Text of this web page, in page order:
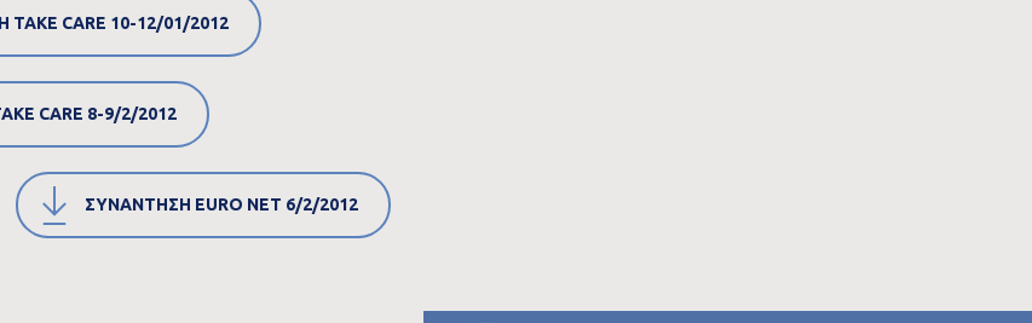
CARE 10-12/01/2012
CARE 8-9/2/2012
ΣΥΝΑΝΤΗΣΗ EURO NET 6/2/2012